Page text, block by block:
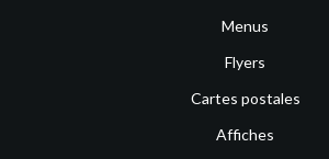
Menus
Flyers
Cartes postales
Affiches